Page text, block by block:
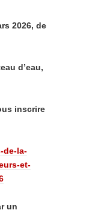
2026, de
d’eau,
inscrire
de-la-
et-
un